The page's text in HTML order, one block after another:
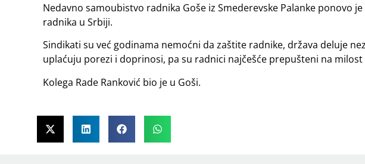
Nedavno samoubistvo radnika Goše iz Smederevske Palanke ponovo
radnika u Srbiji.
Sindikati su već godinama nemoćni da zaštite radnike, država deluje
uplaćuju porezi i doprinosi, pa su radnici najčešće prepušteni na
Kolega Rade Ranković bio je u Goši.